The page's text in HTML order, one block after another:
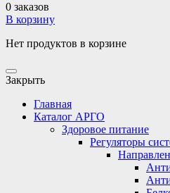
0 заказов
В корзину
Нет продуктов в корзине
Закрыть
Главная
Каталог АРГО
Здоровое питание
Регуляторы